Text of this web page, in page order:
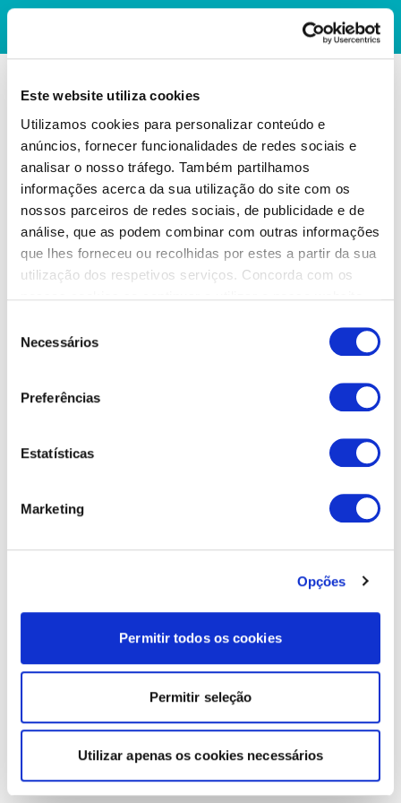
Este website utiliza cookies
Utilizamos cookies para personalizar conteúdo e
anúncios, fornecer funcionalidades de redes sociais e
analisar o nosso tráfego. Também partilhamos
informações acerca da sua utilização do site com os
nossos parceiros de redes sociais, de publicidade e de
análise, que as podem combinar com outras informações
que lhes forneceu ou recolhidas por estes a partir da sua
utilização dos respetivos serviços. Concorda com os
Necessários
Preferências
Estatísticas
Marketing
Opções
Permitir todos os cookies
Permitir seleção
Utilizar apenas os cookies necessários